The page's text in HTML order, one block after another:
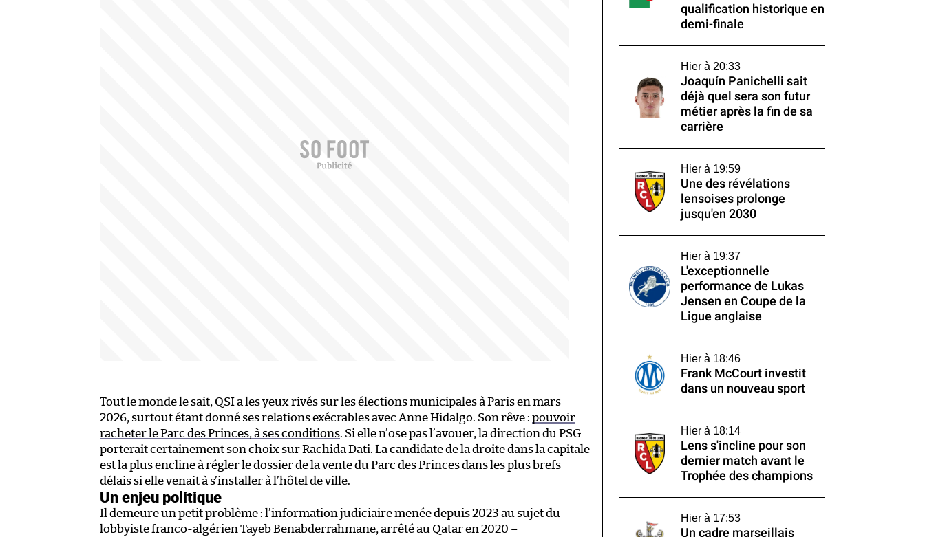
Tout le monde le sait, QSI a les yeux rivés sur les élections municipales à Paris en mars
2026, surtout étant donné ses relations exécrables avec Anne Hidalgo. Son rêve : pouvoir
racheter le Parc des Princes, à ses conditions. Si elle n’ose pas l’avouer, la direction du PSG
porterait certainement son choix sur Rachida Dati. La candidate de la droite dans la capitale
est la plus encline à régler le dossier de la vente du Parc des Princes dans les plus brefs
délais si elle venait à s’installer à l’hôtel de ville.
Un enjeu politique
Il demeure un petit problème : l’information judiciaire menée depuis 2023 au sujet du
lobbyiste franco-algérien Tayeb Benabderrahmane, arrêté au Qatar en 2020 –
qualification historique en
demi-finale
Hier à 20:33
Joaquín Panichelli sait
déjà quel sera son futur
métier après la fin de sa
carrière
Hier à 19:59
Une des révélations
lensoises prolonge
jusqu'en 2030
Hier à 19:37
L'exceptionnelle
performance de Lukas
Jensen en Coupe de la
Ligue anglaise
Hier à 18:46
Frank McCourt investit
dans un nouveau sport
Hier à 18:14
Lens s'incline pour son
dernier match avant le
Trophée des champions
Hier à 17:53
Un cadre marseillais